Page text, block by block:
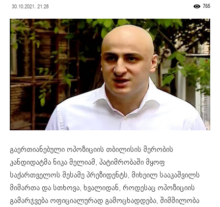
30.10.2021. 21:28 765
გაერთიანებული ოპოზიციის თბილისის მერობის
კანდიდატმა ნიკა მელიამ, პატიმრობაში მყოფ
საქართველოს მესამე პრეზიდენტს, მიხეილ სააკაშვილს
მიმართა და სთხოვა, ხვალიდან, როდესაც ოპოზიციის
გამარჯვება ოფიციალურად გამოცხადდება, შიმშილობა